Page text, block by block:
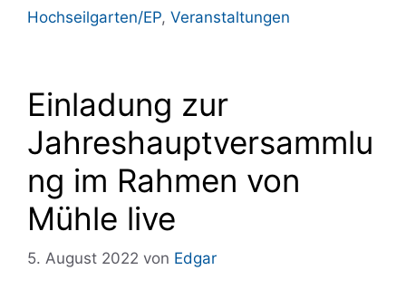
Hochseilgarten/EP, Veranstaltungen
Einladung zur
Jahreshauptversammlu
ng im Rahmen von
Mühle live
5. August 2022 von Edgar